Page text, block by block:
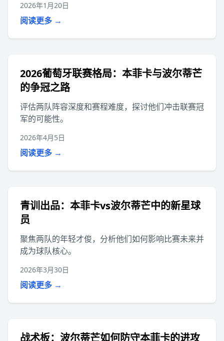
2026年1月20日
阅读更多 →
2026葡萄牙联赛格局：本菲卡与波尔蒂芒
的争冠之路
评估两队阵容深度和赛程难度，探讨他们冲击联赛冠
军的可能性。
2026年4月5日
阅读更多 →
青训出品：本菲卡vs波尔蒂芒中的新星球
员
聚焦两队的年轻才俊，分析他们如何影响比赛未来并
成为球队核心。
2026年3月30日
阅读更多 →
战术板：波尔蒂芒如何防守本菲卡的进攻